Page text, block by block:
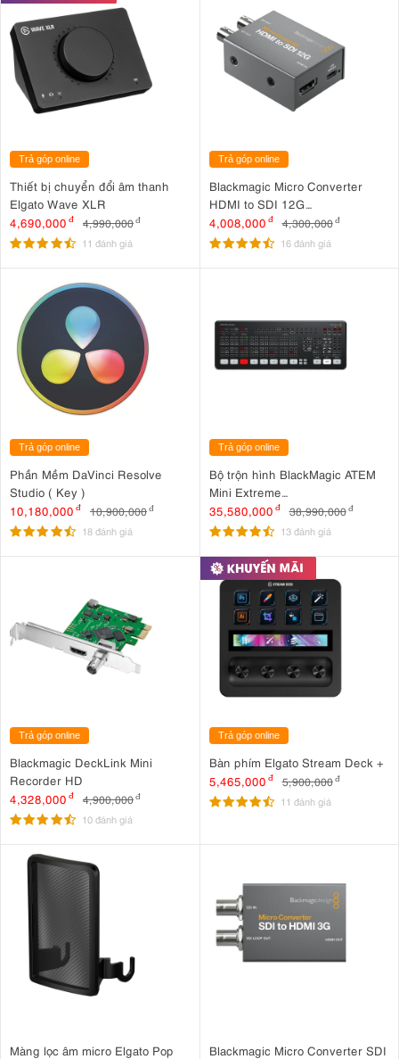
Trả góp online
Thiết bị chuyển đổi âm thanh
Elgato Wave XLR
4,690,000 đ 4,990,000đ
11 đánh giá
Trả góp online
Blackmagic Micro Converter
HDMI to SDI 12G
(CONVCMIC/HS12G)
4,008,000 đ 4,300,000 đ
16 đánh giá
Trả góp online
Phần Mềm DaVinci Resolve
Studio ( Key )
10,180,000 đ 10,900,000đ
18 đánh giá
Trả góp online
Bộ trộn hình BlackMagic ATEM
Mini Extreme
(SWATEMMINICEXT)
35,580,000 đ 38,990,000 đ
13 đánh giá
Trả góp online
Blackmagic DeckLink Mini
Recorder HD
4,328,000 đ 4,900,000đ
10 đánh giá
Trả góp online
Bàn phím Elgato Stream Deck +
5,465,000 đ 5,900,000 đ
11 đánh giá
Màng lọc âm micro Elgato Pop
Blackmagic Micro Converter SDI